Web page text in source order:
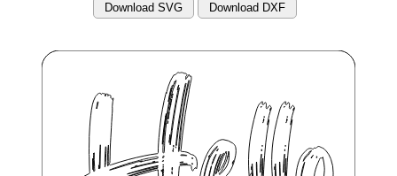
Download SVG Download DXF